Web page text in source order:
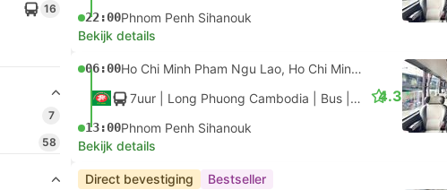
16
7
58
22:00Phnom Penh Sihanouk
Bekijk details
06:00
Ho Chi Minh Pham Ngu Lao, Ho Chi Minhstad
7uur | Long Phuong Cambodia Bus Luxueus
13:00Phnom Penh Sihanouk
4.3
Bekijk details
Direct bevestiging Bestseller